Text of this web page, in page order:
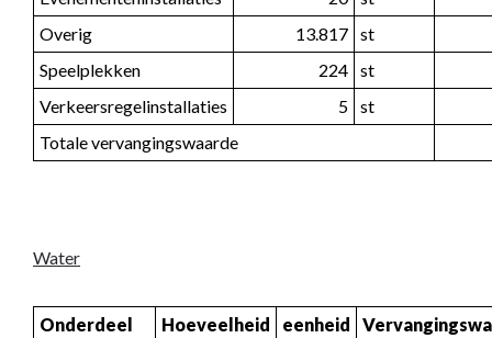
Overig
13.817 st
Speelplekken
224 st
Verkeersregelinstallaties
5 st
Totale vervangingswaarde
Water
Onderdeel Hoeveelheid eenheid